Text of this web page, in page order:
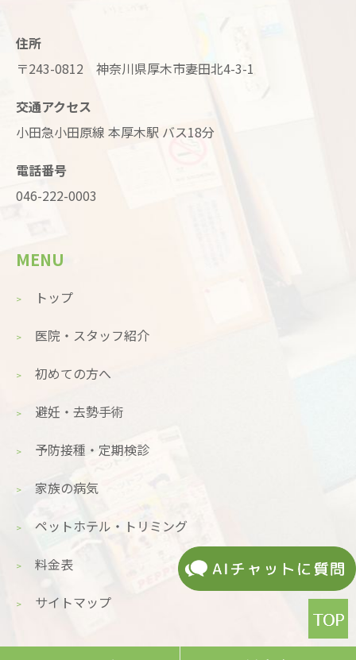
住所
〒243-0812 神奈川県厚木市妻田北4-3-1
交通アクセス
小田急小田原線 本厚木駅 バス18分
電話番号
046-222-0003
MENU
トップ
医院・スタッフ紹介
初めての方へ
避妊・去勢手術
予防接種・定期検診
家族の病気
ペットホテル・トリミング
料金表
サイトマップ